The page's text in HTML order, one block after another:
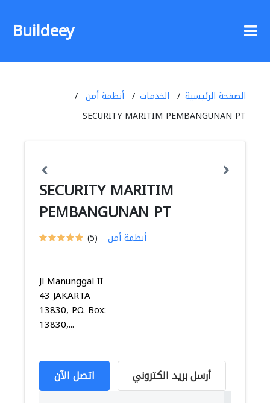
Buildeey
الصفحة الرئيسية الخدمات
أنظمة أمن
SECURITY MARITIM PEMBANGUNAN PT
SECURITY MARITIM
PEMBANGUNAN PT
(5) أنظمة أمن
Jl Manunggal II
43 JAKARTA
13830, P.O. Box:
13830,...
اتصل الآن أرسل بريد الكتروني